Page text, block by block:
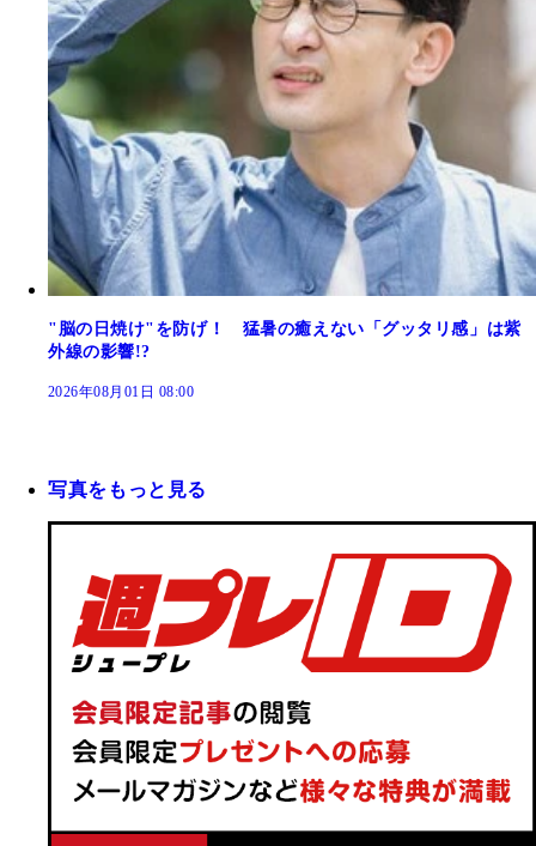
"脳の日焼け"を防げ！ 猛暑の癒えない「グッタリ感」は紫
外線の影響!?
2026年08月01日 08:00
写真をもっと見る